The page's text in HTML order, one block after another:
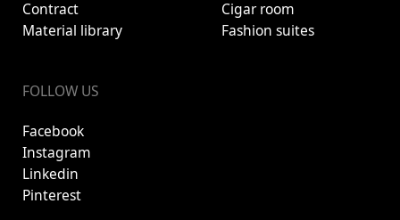
Contract
Material library
Cigar room
Fashion suites
FOLLOW US
Facebook
Instagram
Linkedin
Pinterest